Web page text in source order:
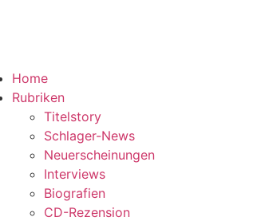
Home
Rubriken
Titelstory
Schlager-News
Neuerscheinungen
Interviews
Biografien
CD-Rezension